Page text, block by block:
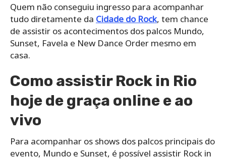
Quem não conseguiu ingresso para acompanhar
tudo diretamente da Cidade do Rock, tem chance
de assistir os acontecimentos dos palcos Mundo,
Sunset, Favela e New Dance Order mesmo em
casa.
Como assistir Rock in Rio
hoje de graça online e ao
vivo
Para acompanhar os shows dos palcos principais do
evento, Mundo e Sunset, é possível assistir Rock in